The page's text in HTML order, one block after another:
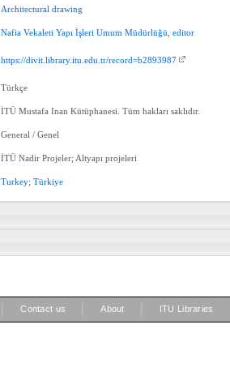
Architectural drawing
Nafia Vekaleti Yapı İşleri Umum Müdürlüğü ,editor
https://divit.library.itu.edu.tr/record=b2893987
Türkçe
İTÜ Mustafa Inan Kütüphanesi. Tüm hakları saklıdır.
General / Genel
İTÜ Nadir Projeler; Altyapı projeleri
Turkey;Türkiye
Contact us About ITU Libraries